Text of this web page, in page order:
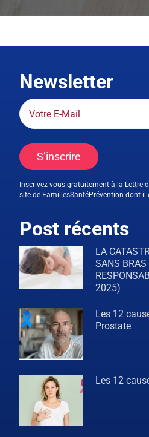
Newsletter
S’inscrire
Inscrivez-vous gratuitement à la Lettre
site de FamillesSantéPrévention dont il
Post récents
LA
SANS BRAS
2025)
Les 12
Prostate
Les 12